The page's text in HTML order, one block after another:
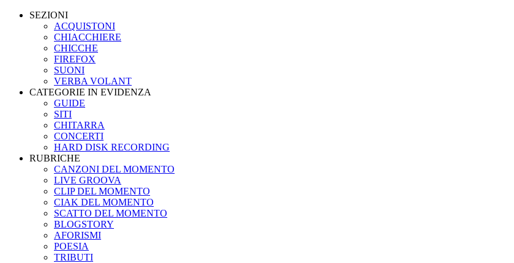
SEZIONI
ACQUISTONI
CHIACCHIERE
CHICCHE
FIREFOX
SUONI
VERBA VOLANT
CATEGORIE IN EVIDENZA
GUIDE
SITI
CHITARRA
CONCERTI
HARD DISK RECORDING
RUBRICHE
CANZONI DEL MOMENTO
LIVE GROOVA
CLIP DEL MOMENTO
CIAK DEL MOMENTO
SCATTO DEL MOMENTO
BLOGSTORY
AFORISMI
POESIA
TRIBUTI